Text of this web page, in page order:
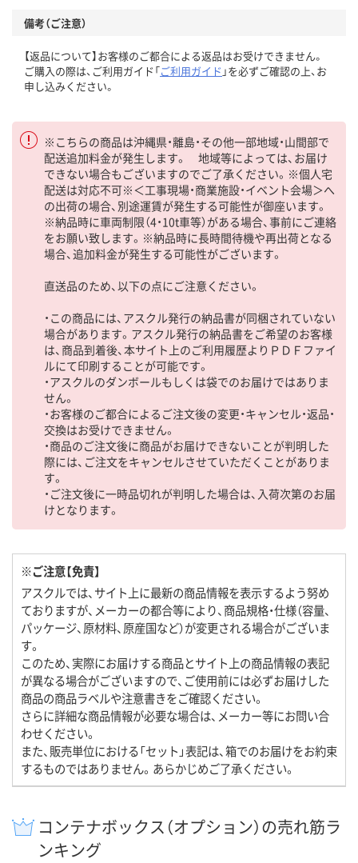
備考（ご注意）
【返品について】お客様のご都合による返品はお受けできません。
ご購入の際は、ご利用ガイド「ご利用ガイド 」を必ずご確認の上、お
申し込みください。
※こちらの商品は沖縄県・離島・その他一部地域・山間部で
配送追加料金が発生します。 地域等によっては、お届け
できない場合もございますのでご了承ください。※個人宅
配送は対応不可※＜工事現場・商業施設・イベント会場＞へ
の出荷の場合、別途運賃が発生する可能性が御座います。
※納品時に車両制限（4・10t車等）がある場合、事前にご連絡
をお願い致します。※納品時に長時間待機や再出荷となる
場合、追加料金が発生する可能性がございます。
直送品のため、以下の点にご注意ください。
・この商品には、アスクル発行の納品書が同梱されていない
場合があります。アスクル発行の納品書をご希望のお客様
は、商品到着後、本サイト上のご利用履歴よりＰＤＦファイ
ルにて印刷することが可能です。
・アスクルのダンボールもしくは袋でのお届けではありま
せん。
・お客様のご都合によるご注文後の変更・キャンセル・返品・
交換はお受けできません。
・商品のご注文後に商品がお届けできないことが判明した
際には、ご注文をキャンセルさせていただくことがありま
す。
・ご注文後に一時品切れが判明した場合は、入荷次第のお届
けとなります。
※ご注意【免責】
アスクルでは、サイト上に最新の商品情報を表示するよう努め
ておりますが、メーカーの都合等により、商品規格・仕様（容量、
パッケージ、原材料、原産国など）が変更される場合がございま
す。
このため、実際にお届けする商品とサイト上の商品情報の表記
が異なる場合がございますので、ご使用前には必ずお届けした
商品の商品ラベルや注意書きをご確認ください。
さらに詳細な商品情報が必要な場合は、メーカー等にお問い合
わせください。
また、販売単位における「セット」表記は、箱でのお届けをお約束
するものではありません。あらかじめご了承ください。
コンテナボックス（オプション）の売れ筋ラ
ンキング